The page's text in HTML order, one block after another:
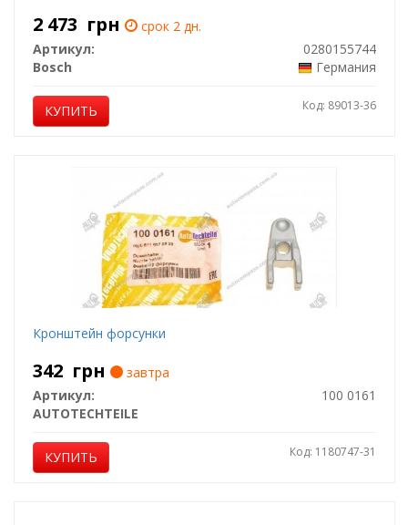
2 473 грн
срок 2 дн.
Артикул:
0280155744
Bosch
Германия
КУПИТЬ Код: 89013-36
Кронштейн форсунки
342 грн
завтра
Артикул:
100 0161
AUTOTECHTEILE
КУПИТЬ Код: 1180747-31